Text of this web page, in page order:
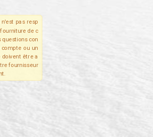
pas resp
de c
questions con
ou un
doivent être a
fournisseur